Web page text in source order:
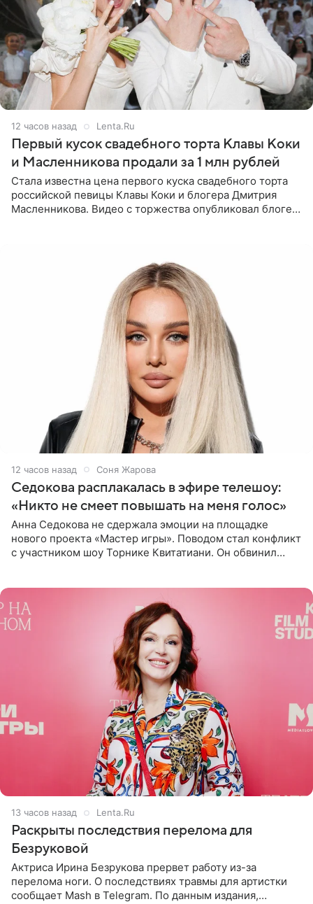
12 часов назад Lenta.Ru
Первый кусок свадебного торта Клавы Коки
и Масленникова продали за 1 млн рублей
Стала известна цена первого куска свадебного торта
российской певицы Клавы Коки и блогера Дмитрия
Масленникова. Видео с торжества опубликовал блогер
12 часов назад Соня Жарова
Седокова расплакалась в эфире телешоу:
«Никто не смеет повышать на меня голос»
Анна Седокова не сдержала эмоции на площадке
нового проекта «Мастер игры». Поводом стал конфликт
с участником шоу Торнике Квитатиани. Он обвинил
13 часов назад Lenta.Ru
Раскрыты последствия перелома для
Безруковой
Актриса Ирина Безрукова прервет работу из-за
перелома ноги. О последствиях травмы для артистки
сообщает Mash в Telegram. По данным издания,